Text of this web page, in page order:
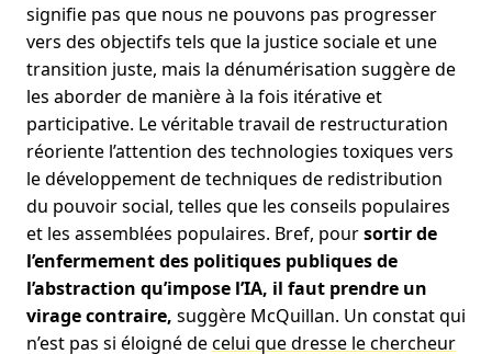
signifie pas que nous ne pouvons pas progresser
vers des objectifs tels que la justice sociale et une
transition juste, mais la dénumérisation suggère de
les aborder de manière à la fois itérative et
participative. Le véritable travail de restructuration
réoriente l’attention des technologies toxiques vers
le développement de techniques de redistribution
du pouvoir social, telles que les conseils populaires
et les assemblées populaires. Bref, poursortir de
l’enfermement des politiques publiques de
l’abstraction qu’impose l’IA, il faut prendre un
virage contraire, suggère McQuillan. Un constat qui
n’est pas si éloigné decelui que dresse le chercheur